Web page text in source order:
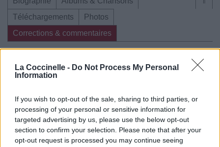
La Coccinelle - Do Not Process My Personal
Information
If you wish to opt-out of the sale, sharing to third parties, or
processing of your personal or sensitive information for
targeted advertising by us, please use the below opt-out
section to confirm your selection. Please note that after your
opt-out request is processed you may continue seeing
Téléchargements
Photos
Corrections & commentaires
Dire «merci» pour cette traduction Corriger une erreur